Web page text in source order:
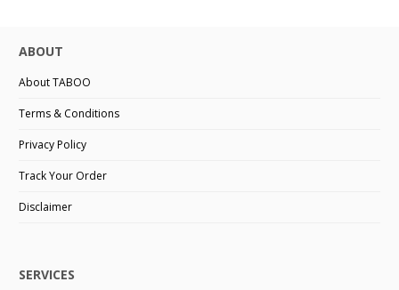
ABOUT
About TABOO
Terms & Conditions
Privacy Policy
Track Your Order
Disclaimer
SERVICES